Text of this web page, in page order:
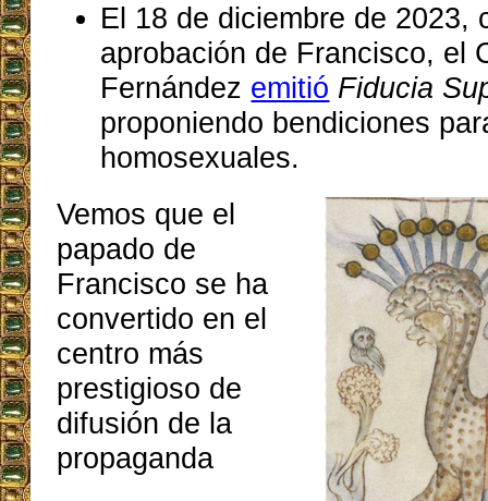
El 18 de diciembre de 2023,
aprobación de Francisco, el
Fernández emitió Fiducia
proponiendo bendiciones
homosexuales.
Vemos que el
papado de
Francisco se ha
convertido en el
centro más
prestigioso de
difusión de la
propaganda